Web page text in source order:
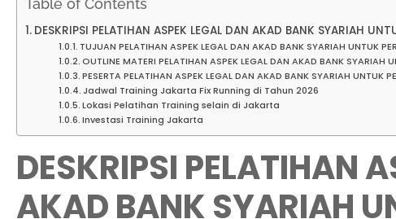
DESKRIPSI PELATIHAN ASPEK LEGAL DAN AKAD BANK SYARIAH
TUJUAN PELATIHAN ASPEK LEGAL DAN AKAD BANK SYARIAH UNTUK
OUTLINE MATERI PELATIHAN ASPEK LEGAL DAN AKAD BANK SYARIAH
PESERTA PELATIHAN ASPEK LEGAL DAN AKAD BANK SYARIAH UNTUK
Jadwal Training Jakarta Fix Running di Tahun 2026
Lokasi Pelatihan Training selain di Jakarta
Investasi Training Jakarta
DESKRIPSI PELATIHAN
AKAD BANK SYARIAH